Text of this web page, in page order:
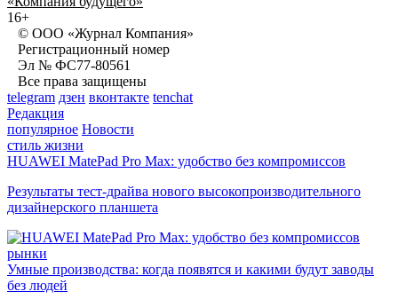
16+
© ООО «Журнал Компания»
Регистрационный номер
Эл № ФС77-80561
Все права защищены
telegram дзен вконтакте tenchat
Редакция
популярное Новости
стиль жизни
HUAWEI MatePad Pro Max: удобство без компромиссов
Результаты тест-драйва нового высокопроизводительного
дизайнерского планшета
рынки
Умные производства: когда появятся и какими будут заводы
без людей